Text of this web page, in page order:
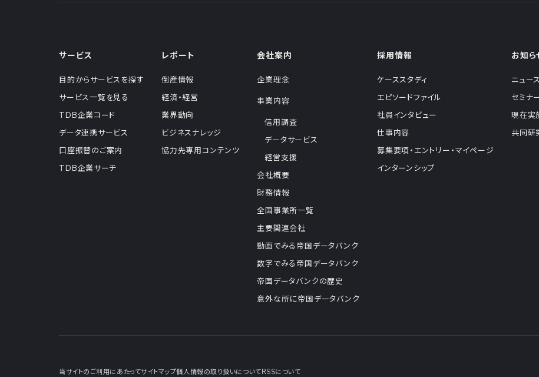
サービス
目的からサービスを探す
サービス一覧を見る
TDB企業コード
データ連携サービス
口座振替のご案内
TDB企業サーチ
レポート
倒産情報
経済・経営
業界動向
ビジネスナレッジ
協力先専用コンテンツ
会社案内
企業理念
事業内容
信用調査
データサービス
経営支援
会社概要
財務情報
全国事業所一覧
主要関連会社
動画でみる帝国データバンク
数字でみる帝国データバンク
帝国データバンクの歴史
意外な所に帝国データバンク
採用情報
ケーススタディ
エピソードファイル
社員インタビュー
仕事内容
募集要項・エントリー・マイページ
インターンシップ
お知ら
ニュース
セミナ
現在実
共同研
当サイトのご利用にあたってサイトマップ個人情報の取り扱いについてRSSについて